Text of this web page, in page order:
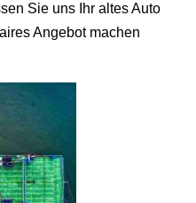
Sie uns Ihr altes Auto
Angebot machen